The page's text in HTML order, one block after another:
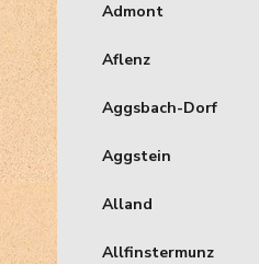
Admont
Aflenz
Aggsbach-Dorf
Aggstein
Alland
Allfinstermunz